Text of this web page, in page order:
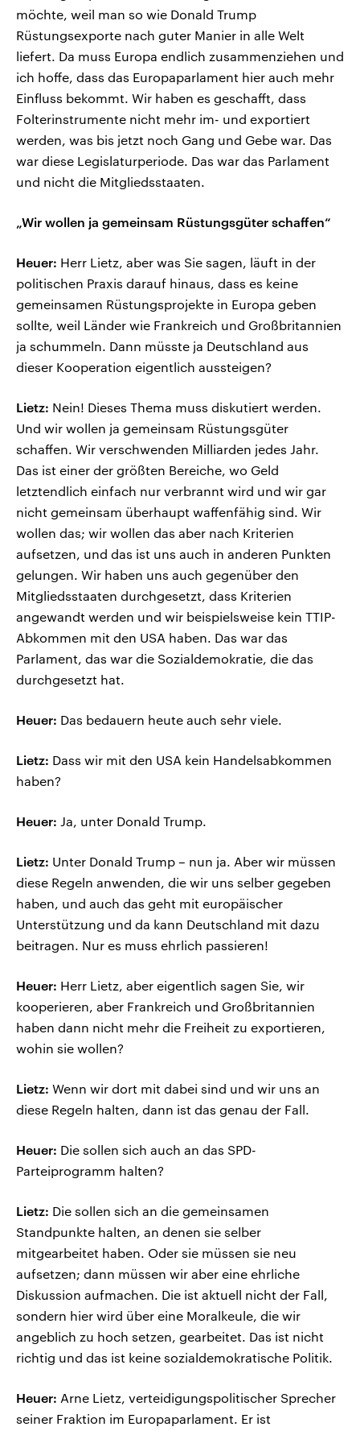
möchte, weil man so wie Donald Trump
Rüstungsexporte nach guter Manier in alle Welt
liefert. Da muss Europa endlich zusammenziehen und
ich hoffe, dass das Europaparlament hier auch mehr
Einfluss bekommt. Wir haben es geschafft, dass
Folterinstrumente nicht mehr im- und exportiert
werden, was bis jetzt noch Gang und Gebe war. Das
war diese Legislaturperiode. Das war das Parlament
und nicht die Mitgliedsstaaten.
„Wir wollen ja gemeinsam Rüstungsgüter schaffen“
Heuer: Herr Lietz, aber was Sie sagen, läuft in der
politischen Praxis darauf hinaus, dass es keine
gemeinsamen Rüstungsprojekte in Europa geben
sollte, weil Länder wie Frankreich und Großbritannien
ja schummeln. Dann müsste ja Deutschland aus
dieser Kooperation eigentlich aussteigen?
Lietz: Nein! Dieses Thema muss diskutiert werden.
Und wir wollen ja gemeinsam Rüstungsgüter
schaffen. Wir verschwenden Milliarden jedes Jahr.
Das ist einer der größten Bereiche, wo Geld
letztendlich einfach nur verbrannt wird und wir gar
nicht gemeinsam überhaupt waffenfähig sind. Wir
wollen das; wir wollen das aber nach Kriterien
aufsetzen, und das ist uns auch in anderen Punkten
gelungen. Wir haben uns auch gegenüber den
Mitgliedsstaaten durchgesetzt, dass Kriterien
angewandt werden und wir beispielsweise kein TTIP-
Abkommen mit den USA haben. Das war das
Parlament, das war die Sozialdemokratie, die das
durchgesetzt hat.
Heuer: Das bedauern heute auch sehr viele.
Lietz: Dass wir mit den USA kein Handelsabkommen
haben?
Heuer: Ja, unter Donald Trump.
Lietz: Unter Donald Trump – nun ja. Aber wir müssen
diese Regeln anwenden, die wir uns selber gegeben
haben, und auch das geht mit europäischer
Unterstützung und da kann Deutschland mit dazu
beitragen. Nur es muss ehrlich passieren!
Heuer: Herr Lietz, aber eigentlich sagen Sie, wir
kooperieren, aber Frankreich und Großbritannien
haben dann nicht mehr die Freiheit zu exportieren,
wohin sie wollen?
Lietz: Wenn wir dort mit dabei sind und wir uns an
diese Regeln halten, dann ist das genau der Fall.
Heuer: Die sollen sich auch an das SPD-
Parteiprogramm halten?
Lietz: Die sollen sich an die gemeinsamen
Standpunkte halten, an denen sie selber
mitgearbeitet haben. Oder sie müssen sie neu
aufsetzen; dann müssen wir aber eine ehrliche
Diskussion aufmachen. Die ist aktuell nicht der Fall,
sondern hier wird über eine Moralkeule, die wir
angeblich zu hoch setzen, gearbeitet. Das ist nicht
richtig und das ist keine sozialdemokratische Politik.
Heuer: Arne Lietz, verteidigungspolitischer Sprecher
seiner Fraktion im Europaparlament. Er ist